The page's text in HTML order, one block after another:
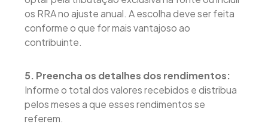
os RRA no ajuste anual. A escolha deve ser feita
conforme o que for mais vantajoso ao
contribuinte.
5. Preencha os detalhes dos rendimentos:
Informe o total dos valores recebidos e distribua
pelos meses a que esses rendimentos se
referem.